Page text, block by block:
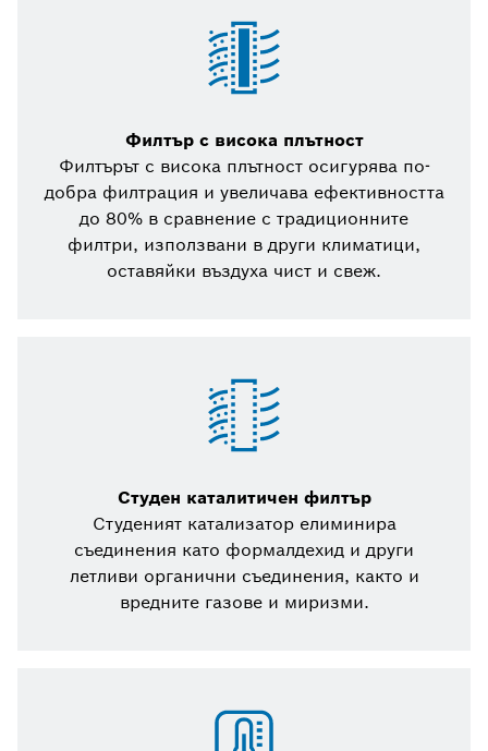
Филтър с висока плътност
Филтърът с висока плътност осигурява по-
добра филтрация и увеличава ефективността
до 80% в сравнение с традиционните
филтри, използвани в други климатици,
оставяйки въздуха чист и свеж.
Студен каталитичен филтър
Студеният катализатор елиминира
съединения като формалдехид и други
летливи органични съединения, както и
вредните газове и миризми.